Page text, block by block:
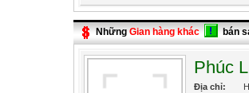
NhữngGian hàng khác bán
Phúc
Địa chỉ: